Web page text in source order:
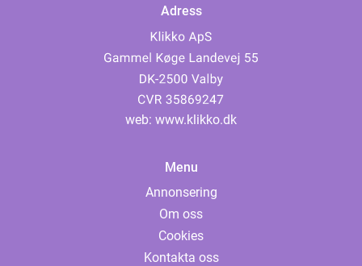
Adress
web: www.klikko.dk
Menu
Annonsering
Om oss
Cookies
Kontakta oss